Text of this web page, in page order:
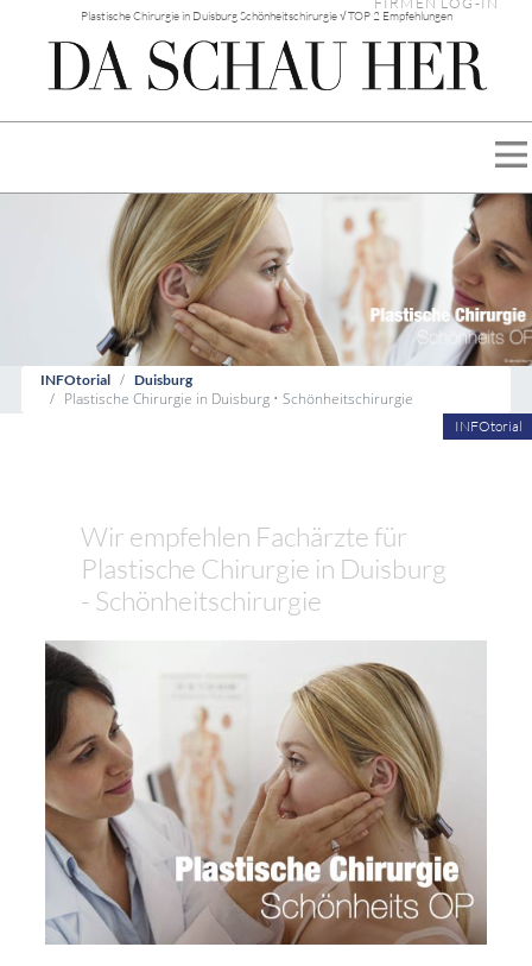
Plastische Chirurgie in Duisburg Schönheitschirurgie √ TOP 2 Empfehlungen
INFOtorial Duisburg
Plastische Chirurgie in Duisburg • Schönheitschirurgie
INFOtorial
Wir empfehlen Fachärzte für
Plastische Chirurgie in Duisburg
- Schönheitschirurgie